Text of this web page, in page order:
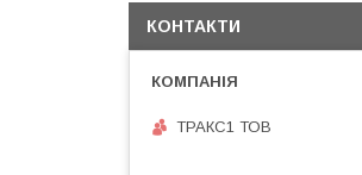
КОНТАКТИ
ТРАКС1 ТОВ